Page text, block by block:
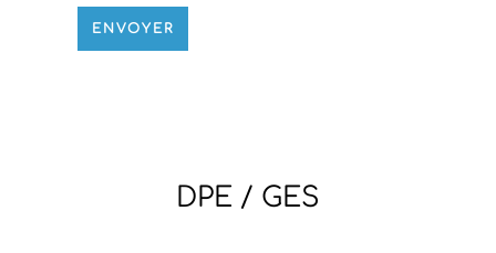
ENVOYER
DPE / GES